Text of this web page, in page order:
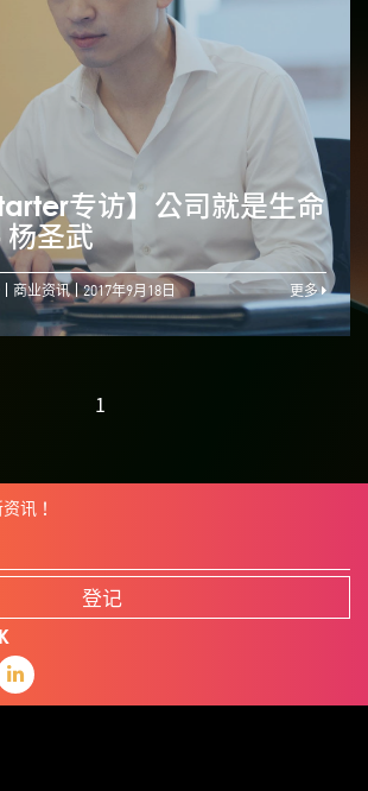
专访】公司就是生命
圣武
商业资讯 2017年9月18日 更多
1
讯！
登记